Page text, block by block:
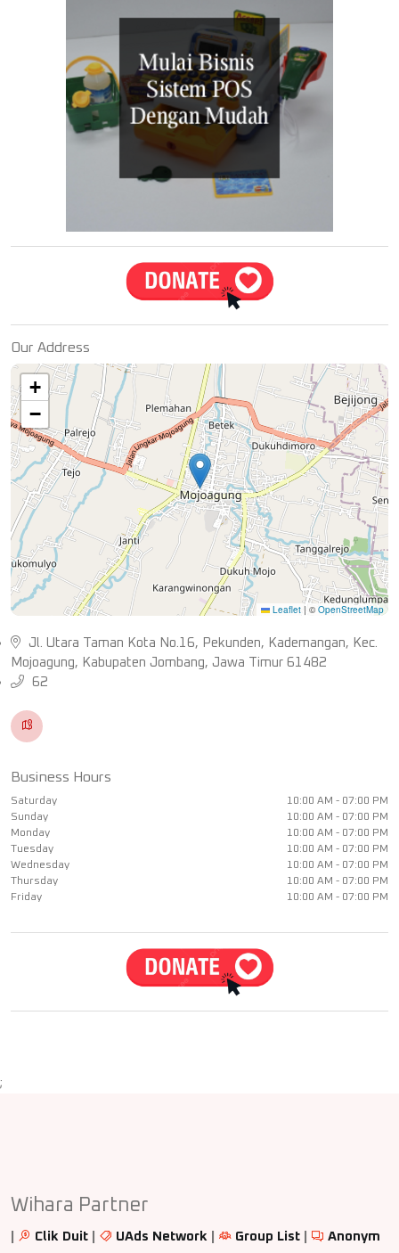
Our Address
+
−
Leaflet | ©OpenStreetMap
Jl. Utara Taman Kota No.16, Pekunden, Kademangan, Kec.
Mojoagung, Kabupaten Jombang, Jawa Timur 61482
62
Business Hours
Saturday
10:00 AM - 07:00 PM
Sunday
10:00 AM - 07:00 PM
Monday
10:00 AM - 07:00 PM
Tuesday
10:00 AM - 07:00 PM
Wednesday
10:00 AM - 07:00 PM
Thursday
10:00 AM - 07:00 PM
Friday
10:00 AM - 07:00 PM
;
Wihara Partner
Clik Duit UAds Network Group List
Anonym